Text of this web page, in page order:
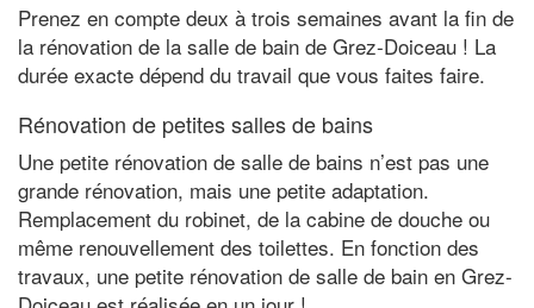
Prenez en compte deux à trois semaines avant la fin de
la rénovation de la salle de bain de Grez-Doiceau ! La
durée exacte dépend du travail que vous faites faire.
Rénovation de petites salles de bains
Une petite rénovation de salle de bains n’est pas une
grande rénovation, mais une petite adaptation.
Remplacement du robinet, de la cabine de douche ou
même renouvellement des toilettes. En fonction des
travaux, une petite rénovation de salle de bain en Grez-